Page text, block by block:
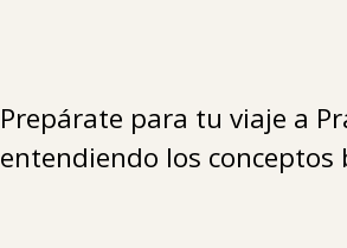
Prepárate para tu viaje a
entendiendo los conceptos